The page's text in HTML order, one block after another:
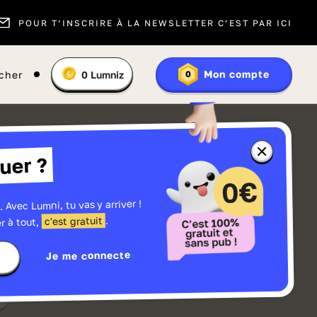
POUR T’INSCRIRE À LA NEWSLETTER C’EST PAR ICI
En
savoir
plus
les
Vous
:
0 Lumniz 0 Mon compte
Fermer
la
fenêtre
sur
Lumniz
?
Lumni, tu vas y arriver !
à tout, c'est gratuit .
Je me connecte